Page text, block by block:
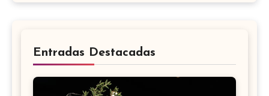
Entradas Destacadas